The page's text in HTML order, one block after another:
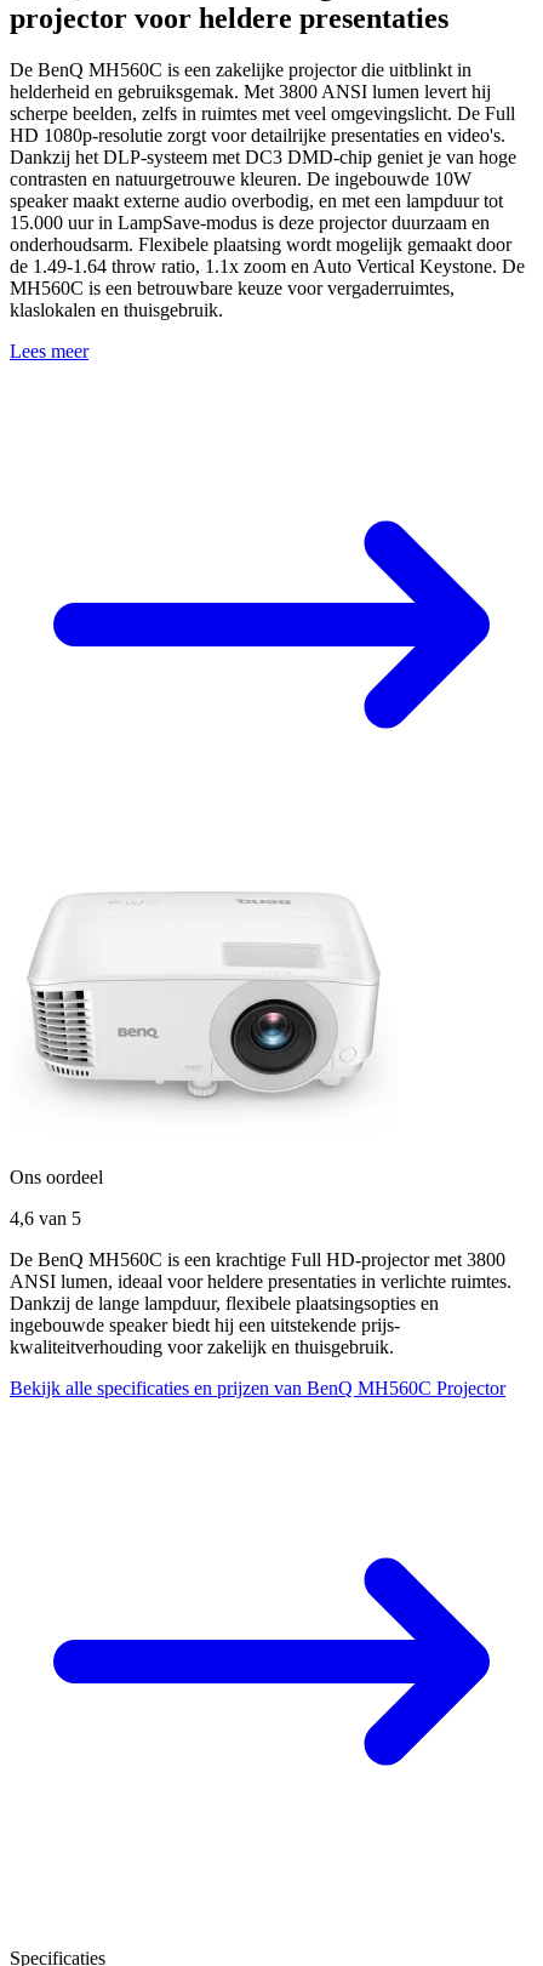
projector voor heldere presentaties
De BenQ MH560C is een zakelijke projector die uitblinkt in
helderheid en gebruiksgemak. Met 3800 ANSI lumen levert hij
scherpe beelden, zelfs in ruimtes met veel omgevingslicht. De Full
HD 1080p-resolutie zorgt voor detailrijke presentaties en video's.
Dankzij het DLP-systeem met DC3 DMD-chip geniet je van hoge
contrasten en natuurgetrouwe kleuren. De ingebouwde 10W
speaker maakt externe audio overbodig, en met een lampduur tot
15.000 uur in LampSave-modus is deze projector duurzaam en
onderhoudsarm. Flexibele plaatsing wordt mogelijk gemaakt door
de 1.49-1.64 throw ratio, 1.1x zoom en Auto Vertical Keystone. De
MH560C is een betrouwbare keuze voor vergaderruimtes,
klaslokalen en thuisgebruik.
Lees meer
Ons oordeel
4,6 van 5
De BenQ MH560C is een krachtige Full HD-projector met 3800
ANSI lumen, ideaal voor heldere presentaties in verlichte ruimtes.
Dankzij de lange lampduur, flexibele plaatsingsopties en
ingebouwde speaker biedt hij een uitstekende prijs-
kwaliteitverhouding voor zakelijk en thuisgebruik.
Bekijk alle specificaties en prijzen van BenQ MH560C Projector
Specificaties